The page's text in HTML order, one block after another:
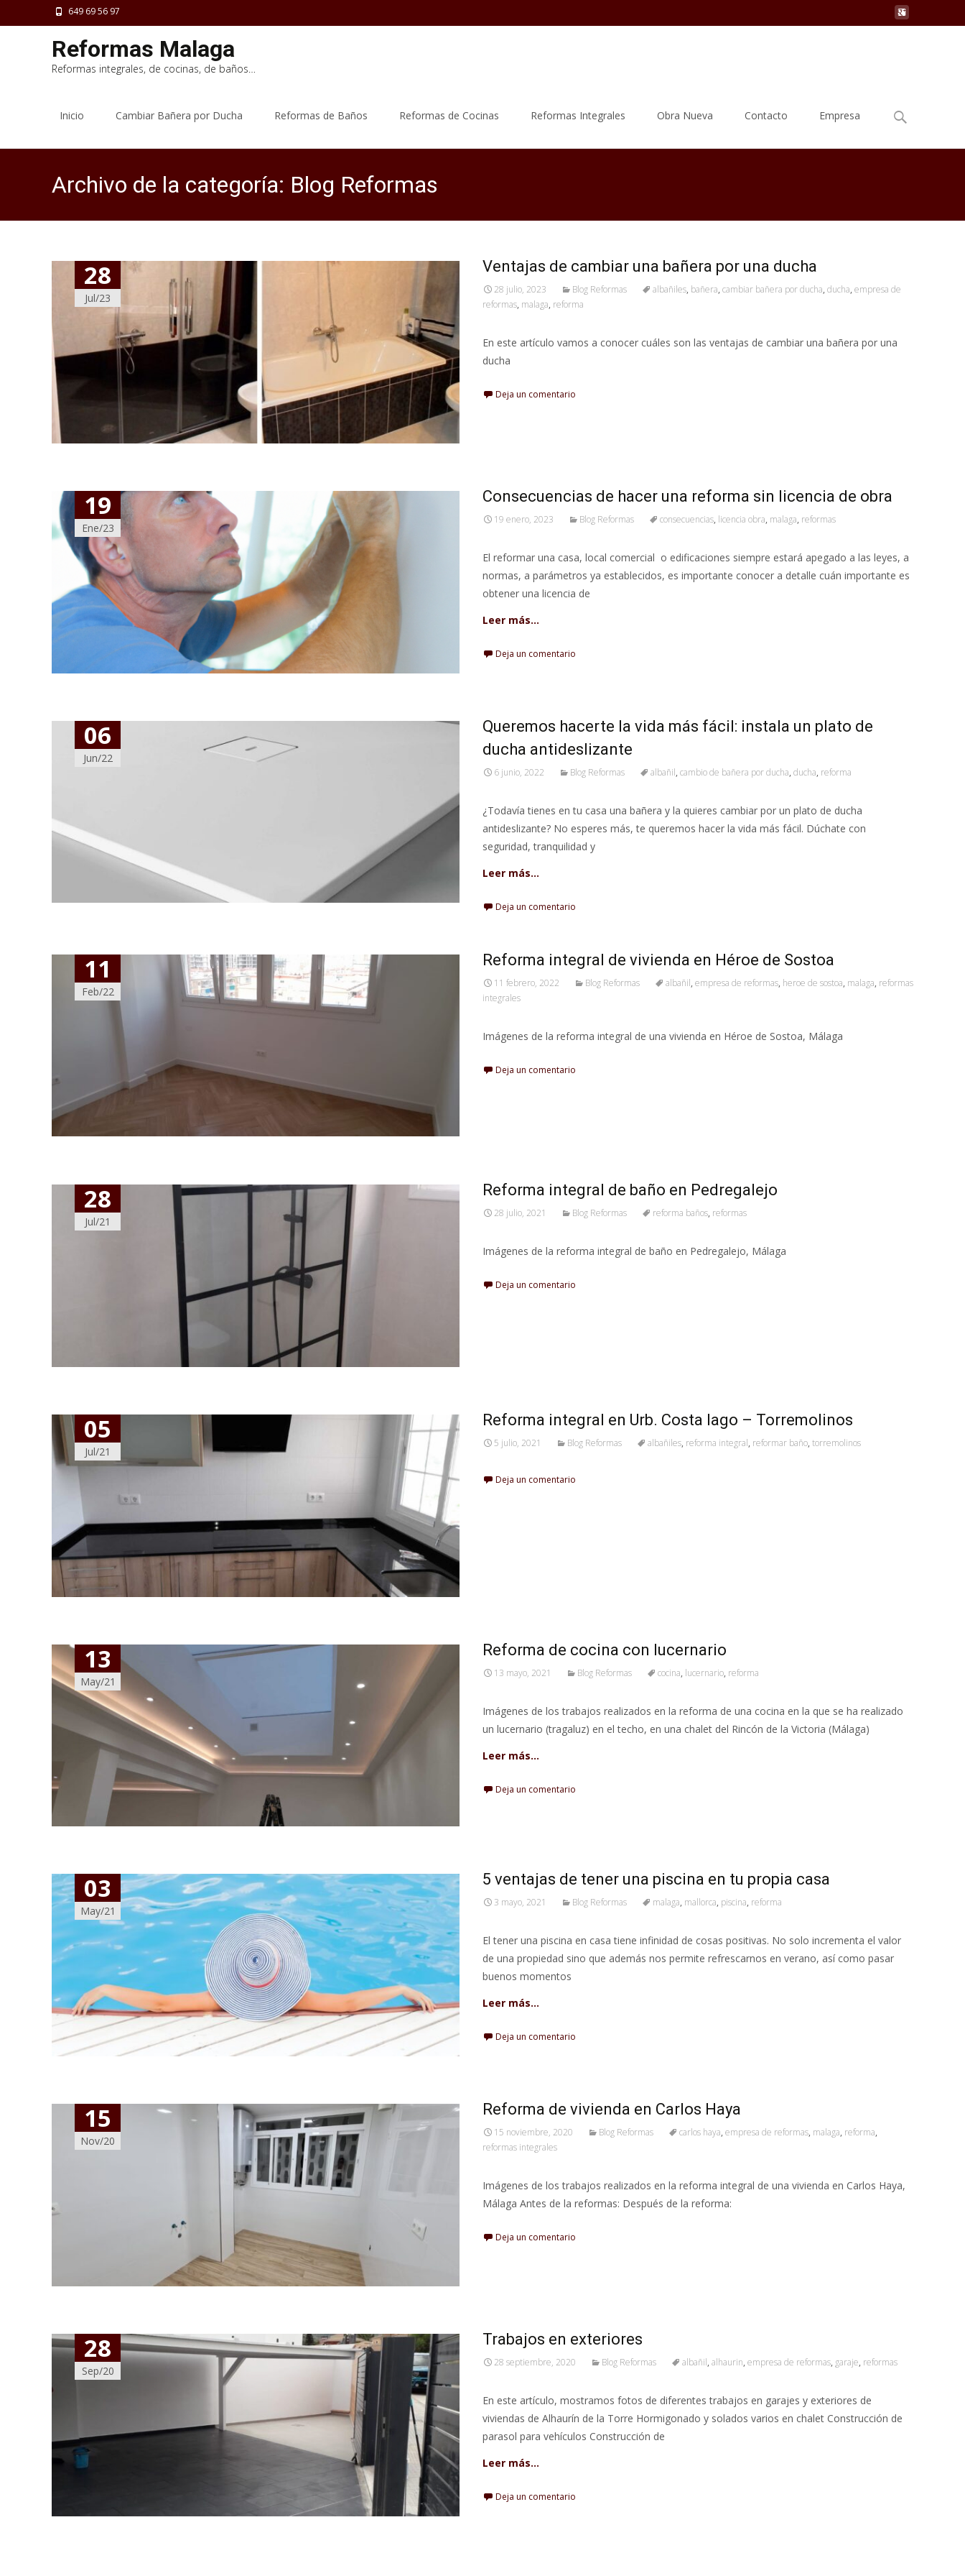
649 69 56 97
Reformas Malaga
Reformas integrales, de cocinas, de baños…
Inicio Cambiar Bañera por Ducha Reformas de Baños Reformas de Cocinas Reformas Integrales Obra Nueva Contacto Empresa
Buscar
por:
Archivo de la categoría: Blog Reformas
28
Jul/23
Ventajas de cambiar una bañera por una ducha
28 julio, 2023 Blog Reformas albañiles, bañera, cambiar bañera por ducha, ducha, empresa de
reformas, malaga, reforma
En este artículo vamos a conocer cuáles son las ventajas de cambiar una bañera por una
ducha
Deja un comentario
19
Ene/23
Consecuencias de hacer una reforma sin licencia de obra
19 enero, 2023 Blog Reformas consecuencias, licencia obra, malaga, reformas
El reformar una casa, local comercial o edificaciones siempre estará apegado a las leyes, a
normas, a parámetros ya establecidos, es importante conocer a detalle cuán importante es
obtener una licencia de
Leer más…
Deja un comentario
06
Jun/22
Queremos hacerte la vida más fácil: instala un plato de
ducha antideslizante
6 junio, 2022 Blog Reformas albañil, cambio de bañera por ducha, ducha, reforma
¿Todavía tienes en tu casa una bañera y la quieres cambiar por un plato de ducha
antideslizante? No esperes más, te queremos hacer la vida más fácil. Dúchate con
seguridad, tranquilidad y
Leer más…
Deja un comentario
11
Feb/22
Reforma integral de vivienda en Héroe de Sostoa
11 febrero, 2022 Blog Reformas albañil, empresa de reformas, heroe de sostoa, malaga, reformas
integrales
Imágenes de la reforma integral de una vivienda en Héroe de Sostoa, Málaga
Deja un comentario
28
Jul/21
Reforma integral de baño en Pedregalejo
28 julio, 2021 Blog Reformas reforma baños, reformas
Imágenes de la reforma integral de baño en Pedregalejo, Málaga
Deja un comentario
05
Jul/21
Reforma integral en Urb. Costa lago – Torremolinos
5 julio, 2021 Blog Reformas albañiles, reforma integral, reformar baño, torremolinos
Deja un comentario
13
May/21
Reforma de cocina con lucernario
13 mayo, 2021 Blog Reformas cocina, lucernario, reforma
Imágenes de los trabajos realizados en la reforma de una cocina en la que se ha realizado
un lucernario (tragaluz) en el techo, en una chalet del Rincón de la Victoria (Málaga)
Leer más…
Deja un comentario
03
May/21
5 ventajas de tener una piscina en tu propia casa
3 mayo, 2021 Blog Reformas malaga, mallorca, piscina, reforma
El tener una piscina en casa tiene infinidad de cosas positivas. No solo incrementa el valor
de una propiedad sino que además nos permite refrescarnos en verano, así como pasar
buenos momentos
Leer más…
Deja un comentario
15
Nov/20
Reforma de vivienda en Carlos Haya
15 noviembre, 2020 Blog Reformas carlos haya, empresa de reformas, malaga, reforma,
reformas integrales
Imágenes de los trabajos realizados en la reforma integral de una vivienda en Carlos Haya,
Málaga Antes de la reformas: Después de la reforma:
Deja un comentario
28
Sep/20
Trabajos en exteriores
28 septiembre, 2020 Blog Reformas albañil, alhaurin, empresa de reformas, garaje, reformas
En este artículo, mostramos fotos de diferentes trabajos en garajes y exteriores de
viviendas de Alhaurín de la Torre Hormigonado y solados varios en chalet Construcción de
parasol para vehículos Construcción de
Leer más…
Deja un comentario